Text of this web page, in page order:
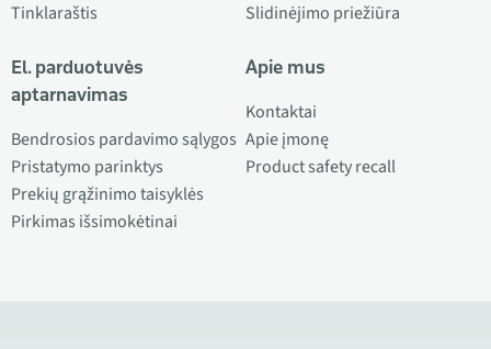
Tinklaraštis
El. parduotuvės
aptarnavimas
Bendrosios pardavimo sąlygos
Pristatymo parinktys
Prekių grąžinimo taisyklės
Pirkimas išsimokėtinai
Slidinėjimo priežiūra
Apie mus
Kontaktai
Apie įmonę
Product safety recall